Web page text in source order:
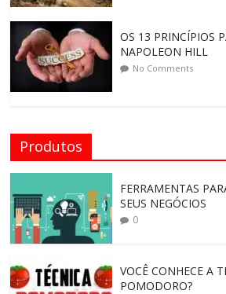
OS 13 PRINCÍPIOS
NAPOLEON HILL
No Comments
Produtos
FERRAMENTAS
SEUS NEGÓCIOS
0
VOCÊ CONHECE A
POMODORO?